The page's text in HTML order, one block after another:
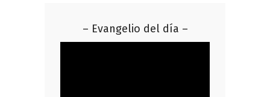
– Evangelio del día –